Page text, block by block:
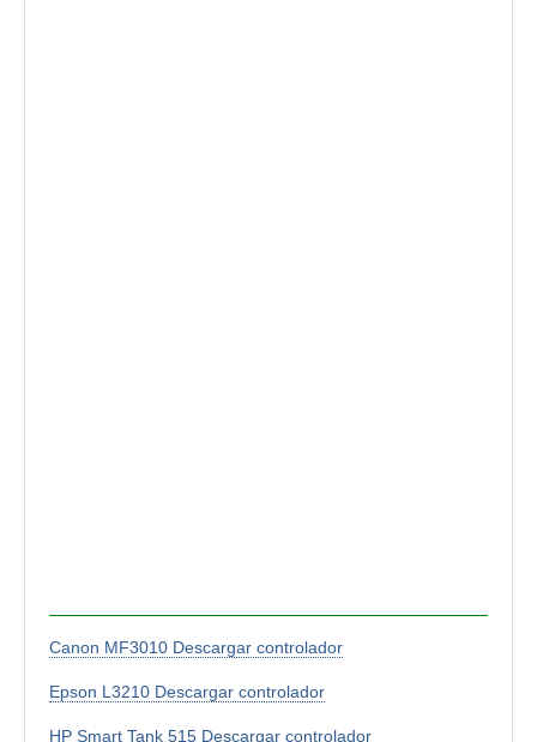
Canon MF3010 Descargar controlador
Epson L3210 Descargar controlador
HP Smart Tank 515 Descargar controlador